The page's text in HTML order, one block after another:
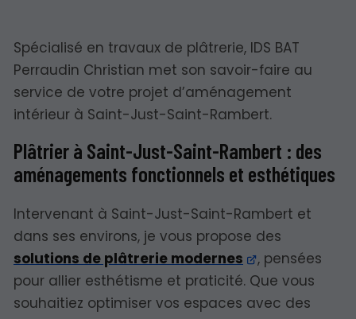
Spécialisé en travaux de plâtrerie, IDS BAT
Perraudin Christian met son savoir-faire au
service de votre projet d’aménagement
intérieur à Saint-Just-Saint-Rambert.
Plâtrier à Saint-Just-Saint-Rambert : des
aménagements fonctionnels et esthétiques
Intervenant à Saint-Just-Saint-Rambert et
dans ses environs, je vous propose des
solutions de plâtrerie modernes
, pensées
pour allier esthétisme et praticité. Que vous
souhaitiez optimiser vos espaces avec des